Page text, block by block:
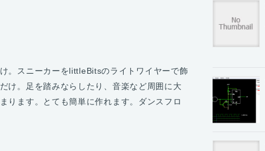
。スニーカーをlittleBitsのライトワイヤーで飾
け。足を踏みならしたり、音楽など周囲に大
ります。とても簡単に作れます。ダンスフロ